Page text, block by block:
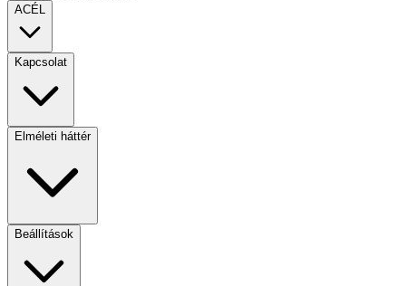
ACÉL
Kapcsolat
Elméleti háttér
Beállítások